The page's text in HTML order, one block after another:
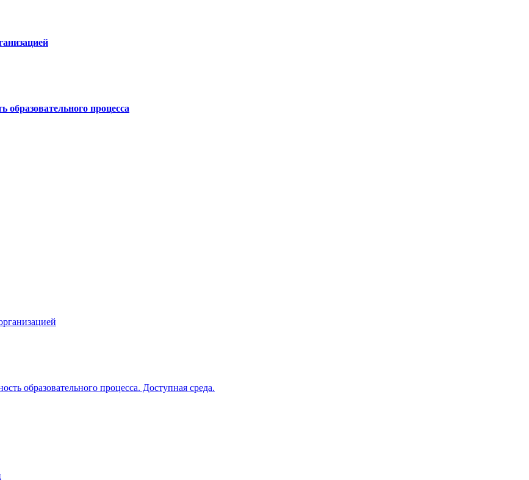
образовательного процесса
образовательного процесса. Доступная среда.